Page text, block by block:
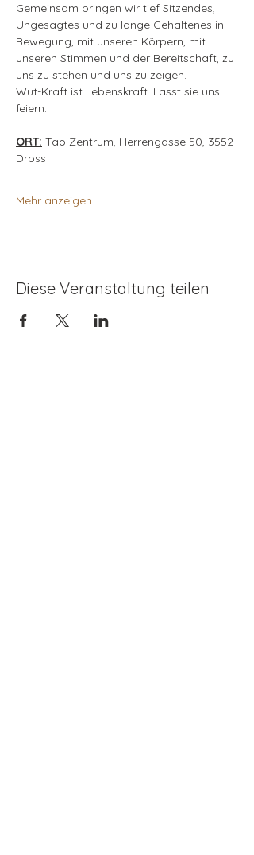
Gemeinsam bringen wir tief Sitzendes,
Ungesagtes und zu lange Gehaltenes in
Bewegung, mit unseren Körpern, mit
unseren Stimmen und der Bereitschaft, zu
uns zu stehen und uns zu zeigen.
Wut-Kraft ist Lebenskraft. Lasst sie uns
feiern.
ORT: Tao Zentrum, Herrengasse 50, 3552
Dross
Mehr anzeigen
Diese Veranstaltung teilen